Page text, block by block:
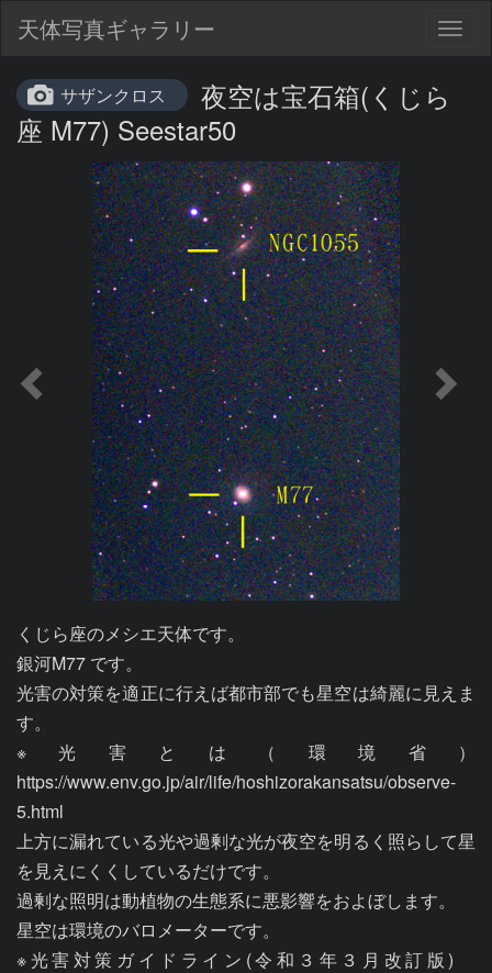
天体写真ギャラリー
サザンクロス
夜空は宝石箱(くじら
座 M77) Seestar50
くじら座のメシエ天体です。
銀河M77 です。
光害の対策を適正に行えば都市部でも星空は綺麗に見えま
す。
※光害とは（環境省）
https://www.env.go.jp/air/life/hoshizorakansatsu/observe-
5.html
上方に漏れている光や過剰な光が夜空を明るく照らして星
を見えにくくしているだけです。
過剰な照明は動植物の生態系に悪影響をおよぼします。
星空は環境のバロメーターです。
※光害対策ガイドライン(令和３年３月改訂版)